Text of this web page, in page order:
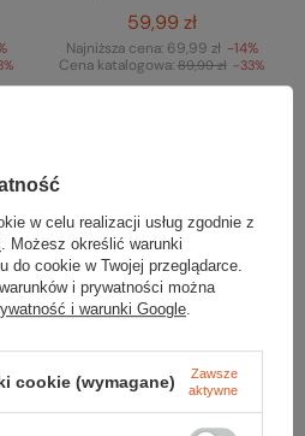
59,99 zł
Najniższa cena: 69,99 zł -14%
Cena katalogowa:89,99 zł -33%
w celu realizacji usług zgodnie z
. Możesz określić warunki
do cookie w Twojej przeglądarce.
i prywatności można
i warunki Google.
cookie (wymagane)
Zawsze
aktywne